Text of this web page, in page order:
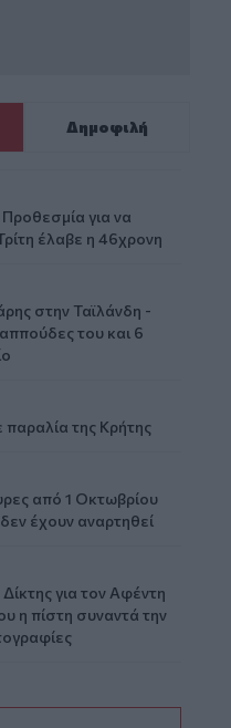
Δημοφιλή
για να
έλαβε η 46χρονη
στην Ταϊλάνδη -
του και 6
της Κρήτης
από 1 Οκτωβρίου
έχουν αναρτηθεί
για τον Αφέντη
η πίστη συναντά την
46χρονη για την